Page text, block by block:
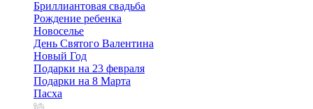
Бриллиантовая свадьба
Рождение ребенка
Новоселье
День Святого Валентина
Новый Год
Подарки на 23 февраля
Подарки на 8 Марта
Пасха